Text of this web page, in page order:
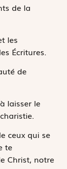
de la
les
Écritures.
de
laisser le
ceux qui se
te
Christ, notre